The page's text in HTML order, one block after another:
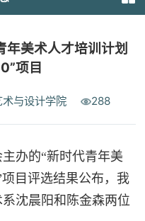
年美术人才培训计划
项目
与设计学院 288
办的“新时代青年美
目评选结果公布，我
沈晨阳和陈金森两位